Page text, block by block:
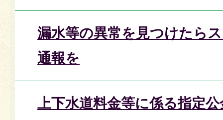
漏水等の異常を見つけたら
通報を
上下水道料金等に係る指定